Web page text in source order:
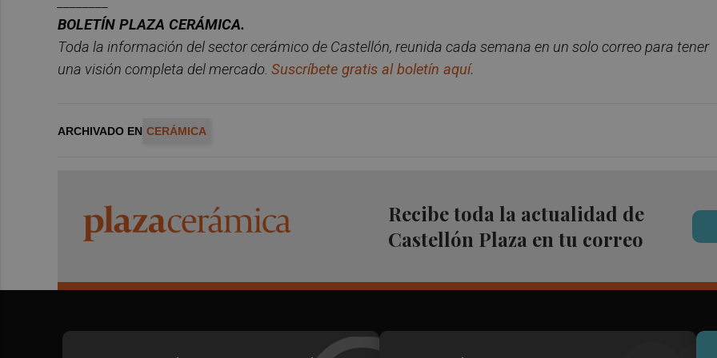
BOLETÍN PLAZA CERÁMICA.
Toda la información del sector cerámico de Castellón, reunida cada semana en un solo correo para tener
una visión completa del mercado. Suscríbete gratis al boletín aquí.
ARCHIVADO EN CERÁMICA
Recibe toda la actualidad de
Castellón Plaza en tu correo